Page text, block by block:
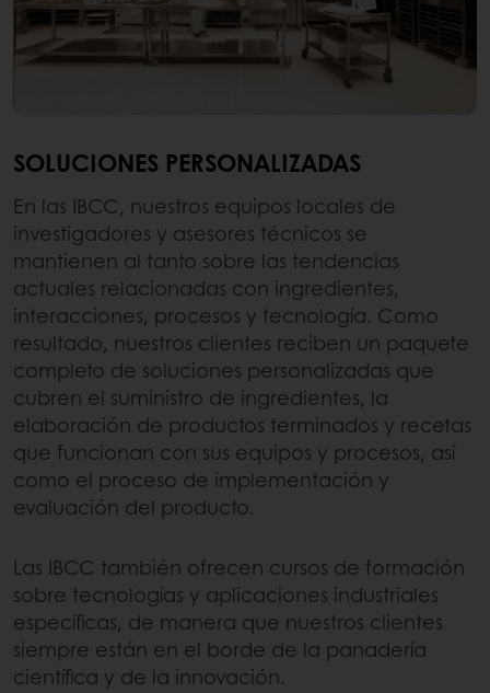
SOLUCIONES PERSONALIZADAS
En las IBCC, nuestros equipos locales de
investigadores y asesores técnicos se
mantienen al tanto sobre las tendencias
actuales relacionadas con ingredientes,
interacciones, procesos y tecnología. Como
resultado, nuestros clientes reciben un paquete
completo de soluciones personalizadas que
cubren el suministro de ingredientes, la
elaboración de productos terminados y recetas
que funcionan con sus equipos y procesos, así
como el proceso de implementación y
evaluación del producto.
Las IBCC también ofrecen cursos de formación
sobre tecnologías y aplicaciones industriales
específicas, de manera que nuestros clientes
siempre están en el borde de la panadería
científica y de la innovación.